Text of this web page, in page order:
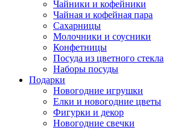
Чайники и кофейники
Чайная и кофейная пара
Сахарницы
Молочники и соусники
Конфетницы
Посуда из цветного стекла
Наборы посуды
Подарки
Новогодние игрушки
Елки и новогодние цветы
Фигурки и декор
Новогодние свечки